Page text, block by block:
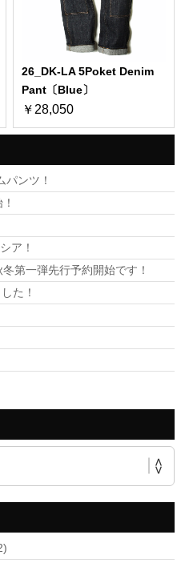
26_DK-LA 5Poket Denim
Pant〔Blue〕
￥28,050
パンツ！
ア！
第一弾先行予約開始です！
た！